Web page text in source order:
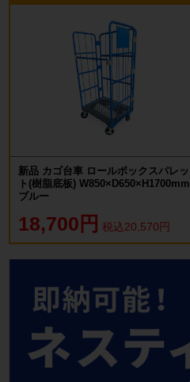
新品 カゴ台車 ロールボックスパレッ
ト(樹脂底板) W850×D650×H1700mm
ブルー
18,700円 税込20,570円